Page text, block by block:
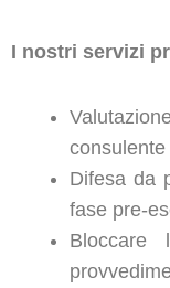
I nostri servizi
consulente
Difesa da
fase pre-
Bloccare